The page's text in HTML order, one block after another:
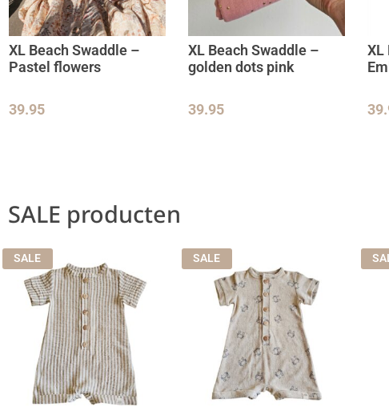
XL Beach Swaddle –
Pastel flowers
39.95
XL Beach Swaddle –
golden dots pink
39.95
XL
SALE producten
SALE SALE